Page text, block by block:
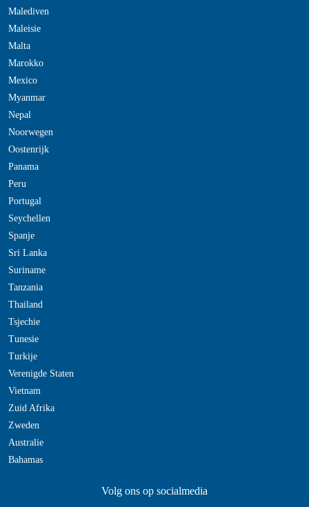
Malediven
Maleisie
Malta
Marokko
Mexico
Myanmar
Nepal
Noorwegen
Oostenrijk
Panama
Peru
Portugal
Seychellen
Spanje
Sri Lanka
Suriname
Tanzania
Thailand
Tsjechie
Tunesie
Turkije
Verenigde Staten
Vietnam
Zuid Afrika
Zweden
Australie
Bahamas
Volg ons op socialmedia